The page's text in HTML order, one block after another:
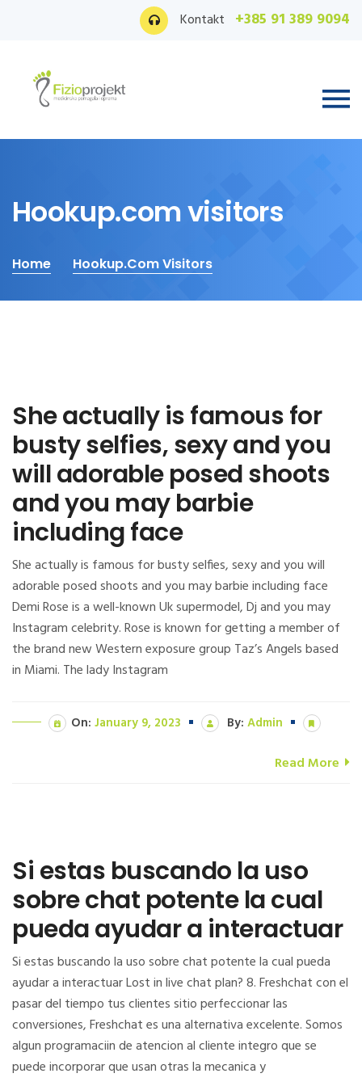
Kontakt +385 91 389 9094
Hookup.com visitors
Home Hookup.com Visitors
She actually is famous for
busty selfies, sexy and you
will adorable posed shoots
and you may barbie
including face
She actually is famous for busty selfies, sexy and you will
adorable posed shoots and you may barbie including face
Demi Rose is a well-known Uk supermodel, Dj and you may
Instagram celebrity. Rose is known for getting a member of
the brand new Western exposure group Taz’s Angels based
in Miami. The lady Instagram
On: January 9, 2023 By: Admin
Read More
Si estas buscando la uso
sobre chat potente la cual
pueda ayudar a interactuar
Si estas buscando la uso sobre chat potente la cual pueda
ayudar a interactuar Lost in live chat plan? 8. Freshchat con el
pasar del tiempo tus clientes sitio perfeccionar las
conversiones, Freshchat es una alternativa excelente. Somos
algun programaciin de atencion al cliente integro que se
puede incorporar que usan otras la mecanica y